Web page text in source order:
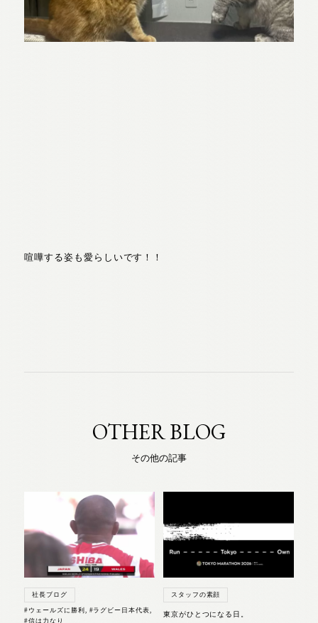
喧嘩する姿も愛らしいです！！
OTHER BLOG
その他の記事
社長ブログ
#ウェールズに勝利 , #ラグビー日本代表,
#信は力なり
スタッフの素顔
東京がひとつになる日。